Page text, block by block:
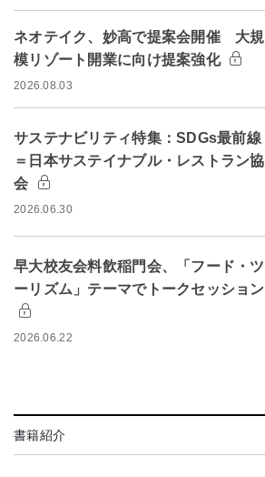
ネオテイク、妙高で提案会開催 大規
模リゾート開業に向け提案強化
2026.08.03
サステナビリティ特集：SDGs最前線
＝日本サステイナブル・レストラン協
会
2026.06.30
早大校友会料飲稲門会、「フード・ツ
ーリズム」テーマでトークセッション
2026.06.22
書籍紹介